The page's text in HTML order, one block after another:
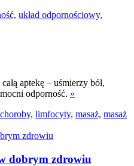
układ odpornościowy,
aptekę – uśmierzy ból,
odporność. »
choroby, limfocyty, masaż, masaż
dobrym zdrowiu